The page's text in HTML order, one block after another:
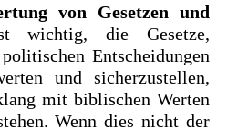
von Gesetzen und
wichtig, die Gesetze,
Entscheidungen
und sicherzustellen,
mit biblischen Werten
Wenn dies nicht der